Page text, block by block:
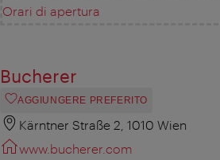
Orari di apertura
Bucherer
AGGIUNGERE PREFERITO
Kärntner Straße 2, 1010 Wien
www.bucherer.com